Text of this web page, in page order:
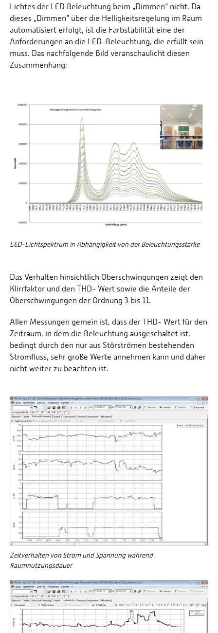
Lichtes der LED Beleuchtung beim „Dimmen“ nicht. Da
dieses „Dimmen“ über die Helligkeitsregelung im Raum
automatisiert erfolgt, ist die Farbstabilität eine der
Anforderungen an die LED-Beleuchtung, die erfüllt sein
muss. Das nachfolgende Bild veranschaulicht diesen
Zusammenhang:
LED-Lichtspektrum in Abhängigkeit von der Beleuchtungsstärke
Das Verhalten hinsichtlich Oberschwingungen zeigt den
Klirrfaktor und den THD- Wert sowie die Anteile der
Oberschwingungen der Ordnung 3 bis 11.
Allen Messungen gemein ist, dass der THD- Wert für den
Zeitraum, in dem die Beleuchtung ausgeschaltet ist,
bedingt durch den nur aus Störströmen bestehenden
Stromfluss, sehr große Werte annehmen kann und daher
nicht weiter zu beachten ist.
Zeitverhalten von Strom und Spannung während
Raumnutzungsdauer